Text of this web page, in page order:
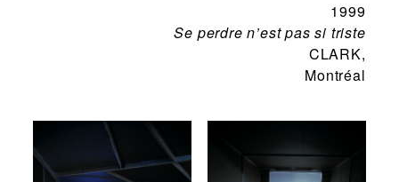
1999
Se perdre n’est pas si triste
CLARK,
Montréal